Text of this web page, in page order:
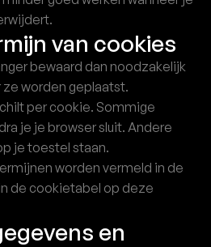
van cookies
bewaard dan noodzakelijk
worden geplaatst.
per cookie. Sommige
je je browser sluit. Andere
je toestel staan.
worden vermeld in de
de cookietabel op deze
en